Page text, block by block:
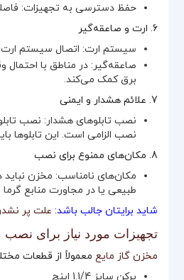
حفظ دسترسی به تجهیزات:
6. ارت و صاعقه‌گیر
سیستم ارت: اتصال سیستم ارت
صاعقه‌گیر: در مناطق با
برق کمک می‌کند.
7. علائم هشدار و ایمنی
نصب تابلوهای هشدار: نصب
نصب الزامی است. این تابلوها
8. مکان‌های ممنوع برای نصب
مکان‌های نامناسب: مخزن
طبیعی یا در مجاورت منابع
شاید برایتان جالب باشد: علت پر
تجهیزات مورد نیاز برای نصب
مخزن گاز مایع معمولاً از قطعات
پرکن سایز 1.1/4 اینچ